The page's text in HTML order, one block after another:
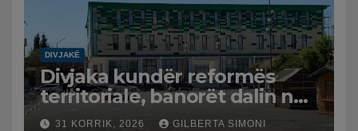
DIVJAKË
Divjaka kundër reformës
territoriale, banorët dalin në
protestë.
31 KORRIK, 2026 GILBERTA SIMONI